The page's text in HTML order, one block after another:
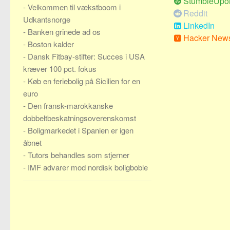
Reddit
LinkedIn
Hacker
-Velkommen til vækstboom i
Udkantsnorge
- Banken grinede ad os
- Boston kalder
- Dansk Fitbay-stifter: Succes i USA
kræver 100 pct. fokus
- Køb en feriebolig på Sicilien for en
euro
- Den fransk-marokkanske
dobbeltbeskatningsoverenskomst
- Boligmarkedet i Spanien er igen
åbnet
-Tutors behandles som stjerner
- IMF advarer mod nordisk boligboble